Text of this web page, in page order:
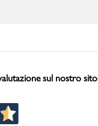
sul nostro sito